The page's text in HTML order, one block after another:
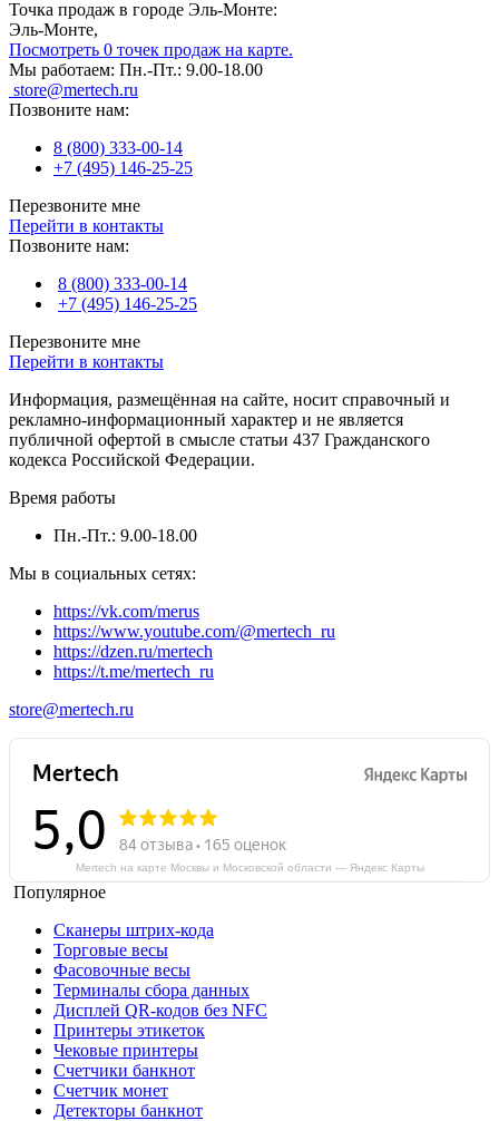
Точка продаж в городе Эль-Монте:
Эль-Монте,
Посмотреть 0 точек продаж на карте.
Мы работаем: Пн.-Пт.: 9.00-18.00
store@mertech.ru
Позвоните нам:
8 (800) 333-00-14
+7 (495) 146-25-25
Перезвоните мне
Перейти в контакты
Позвоните нам:
8 (800) 333-00-14
+7 (495) 146-25-25
Перезвоните мне
Перейти в контакты
Информация, размещённая на сайте, носит справочный и
рекламно-информационный характер и не является
публичной офертой в смысле статьи 437 Гражданского
кодекса Российской Федерации.
Время работы
Пн.-Пт.: 9.00-18.00
Мы в социальных сетях:
https://vk.com/merus
https://www.youtube.com/@mertech_ru
https://dzen.ru/mertech
https://t.me/mertech_ru
store@mertech.ru
Mertech на карте Москвы и Московской области — Яндекс Карты
Популярное
Сканеры штрих-кода
Торговые весы
Фасовочные весы
Терминалы сбора данных
Дисплей QR-кодов без NFC
Принтеры этикеток
Чековые принтеры
Счетчики банкнот
Счетчик монет
Детекторы банкнот